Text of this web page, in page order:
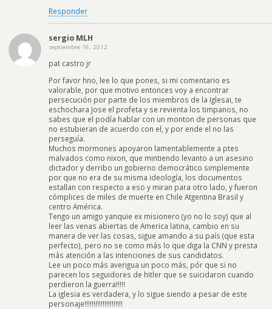
Responder
sergio MLH
septiembre 16, 2012
pat castro jr
Por favor hno, lee lo que pones, si mi comentario es
valorable, por que motivo entonces voy a encontrar
persecución por parte de los miembros de la Iglesai, te
eschochara Jose el profeta y se revienta los timpanos, no
sabes que el podía hablar con un monton de personas que
no estubieran de acuerdo con el, y por ende el no las
perseguía.
Muchos mormones apoyaron lamentablemente a ptes
malvados como nixon, que mintiendo levanto a un asesino
dictador y derribo un gobierno democrático simplemente
por que no era de su misma ideología, los documentos
estallan con respecto a eso y miran para otro lado, y fueron
cómplices de miles de muerte en Chile Atgentina Brasil y
centro América.
Tengo un amigo yanquie ex misionero (yo no lo soy) que al
leer las venas abiertas de America latina, cambio en su
manera de ver las cosas, sigue amando a su país (que esta
perfecto), pero no se como más lo que diga la CNN y presta
más atención a las intenciones de sus candidatos.
Lee un poco más averigua un poco más, pór que si no
parecen los seguidores de hitler que se suicidaron cuando
perdieron la guerra!!!!!
La iglesia es verdadera, y lo sigue siendo a pesar de este
personaje!!!!!!!!!!!!!!!!!!!!!